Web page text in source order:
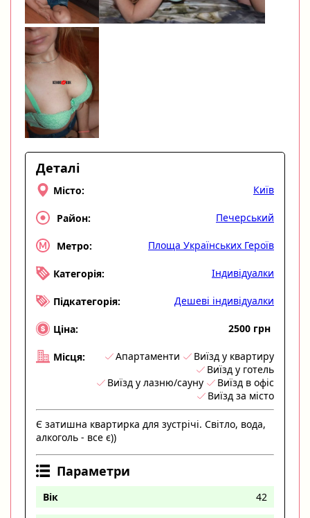
Деталі
Місто: Київ
Район: Печерський
Метро: Площа Українських Героїв
Категорія: Індивідуалки
Підкатегорія: Дешеві індивідуалки
Ціна: 2500 грн
Місця: Апартаменти
Виїзд у квартиру
Виїзд у готель
Виїзд у лазню/сауну
Виїзд в офіс
Виїзд за місто
Є затишна квартирка для зустрічі. Світло, вода,
алкоголь - все є))
Параметри
Вік 42